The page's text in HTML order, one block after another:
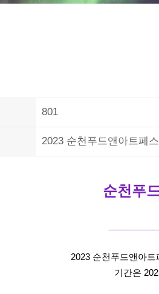
801
2023 순천푸드앤아트페
순천푸
2023 순천푸드앤아
기간은